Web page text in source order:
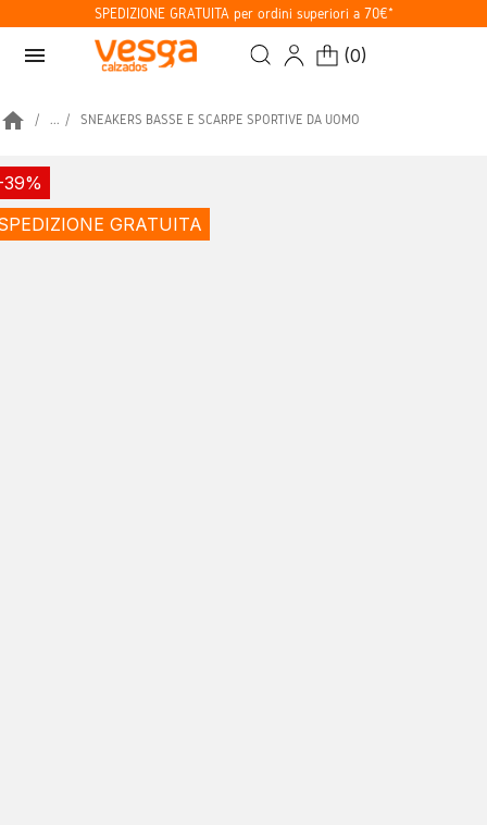
SPEDIZIONE GRATUITA per ordini superiori a 70€*
menu (0)
home ... SNEAKERS BASSE E SCARPE SPORTIVE DA UOMO
GRATUITA